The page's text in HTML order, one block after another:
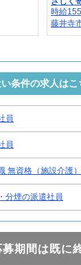
時給
藤井寺
条件の求人はこ
員
員
無資格（施設介護
分煙の派遣社員
期間は既に